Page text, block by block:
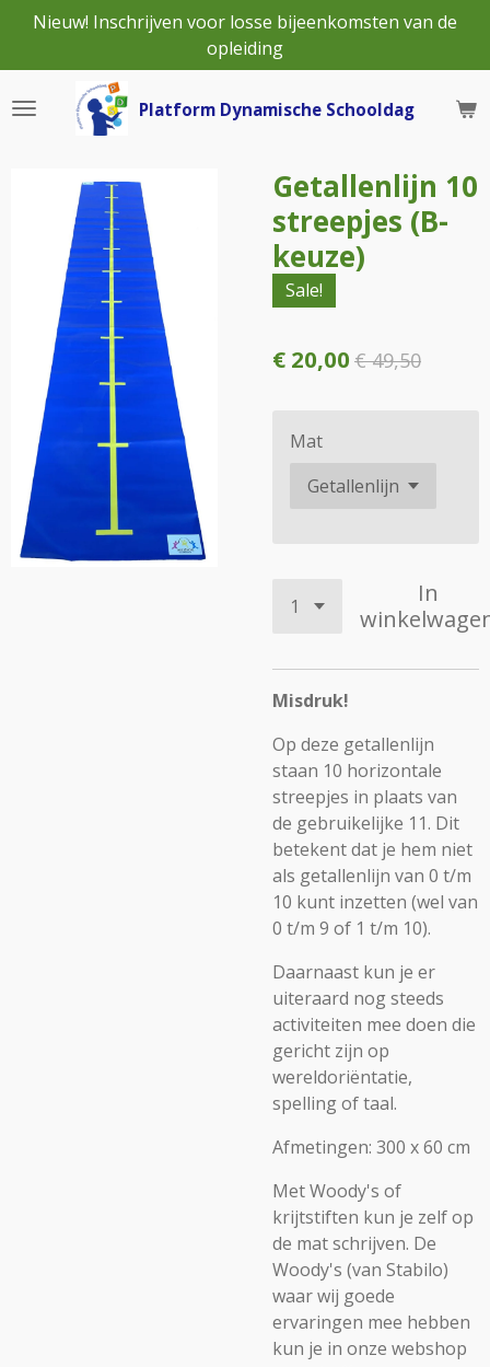
naar
de
hoofdinhoud
Platform Dynamische Schooldag
Nieuw! Inschrijven voor losse bijeenkomsten van de
opleiding
Getallenlijn 10
streepjes (B-
keuze)
Sale!
€ 20,00 € 49,50
Mat
In
Misdruk!
Op deze getallenlijn
staan 10 horizontale
streepjes in plaats van
de gebruikelijke 11. Dit
betekent dat je hem niet
als getallenlijn van 0 t/m
10 kunt inzetten (wel van
0 t/m 9 of 1 t/m 10).
Daarnaast kun je er
uiteraard nog steeds
activiteiten mee doen die
gericht zijn op
wereldoriëntatie,
spelling of taal.
Afmetingen: 300 x 60 cm
Met Woody's of
krijtstiften kun je zelf op
de mat schrijven. De
Woody's (van Stabilo)
waar wij goede
ervaringen mee hebben
kun je in onze webshop